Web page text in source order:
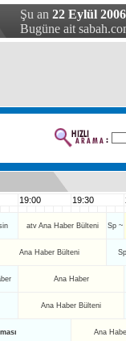
Şu an 22 Eylül
Bugüne ait
19:00 19:30
atv Ana Haber Bülteni Sp ~
Ana Haber Bülteni
Ana Haber
Ana Haber Bülteni
Ana